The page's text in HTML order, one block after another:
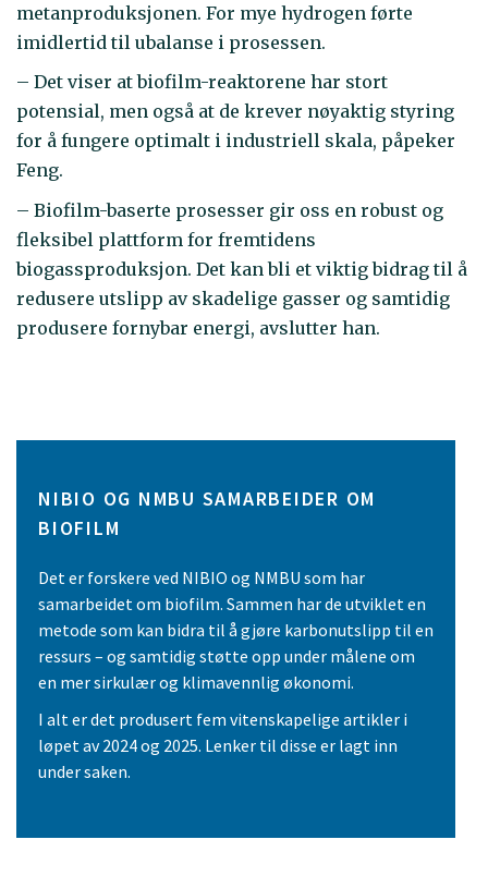
metanproduksjonen. For mye hydrogen førte
imidlertid til ubalanse i prosessen.
– Det viser at biofilm-reaktorene har stort
potensial, men også at de krever nøyaktig styring
for å fungere optimalt i industriell skala, påpeker
Feng.
– Biofilm-baserte prosesser gir oss en robust og
fleksibel plattform for fremtidens
biogassproduksjon. Det kan bli et viktig bidrag til å
redusere utslipp av skadelige gasser og samtidig
produsere fornybar energi, avslutter han.
NIBIO OG NMBU SAMARBEIDER OM
BIOFILM
Det er forskere ved NIBIO og NMBU som har
samarbeidet om biofilm. Sammen har de utviklet en
metode som kan bidra til å gjøre karbonutslipp til en
ressurs – og samtidig støtte opp under målene om
en mer sirkulær og klimavennlig økonomi.
I alt er det produsert fem vitenskapelige artikler i
løpet av 2024 og 2025. Lenker til disse er lagt inn
under saken.